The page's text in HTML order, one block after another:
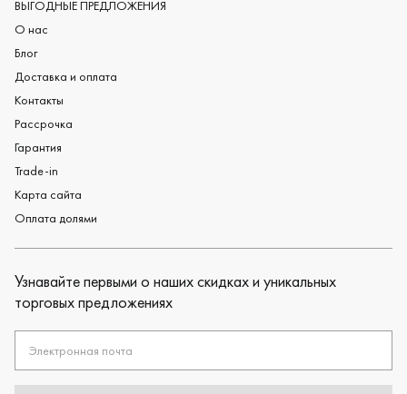
ВЫГОДНЫЕ ПРЕДЛОЖЕНИЯ
О нас
Блог
Доставка и оплата
Контакты
Рассрочка
Гарантия
Trade-in
Карта сайта
Оплата долями
Узнавайте первыми о наших скидках и уникальных
торговых предложениях
Электронная почта